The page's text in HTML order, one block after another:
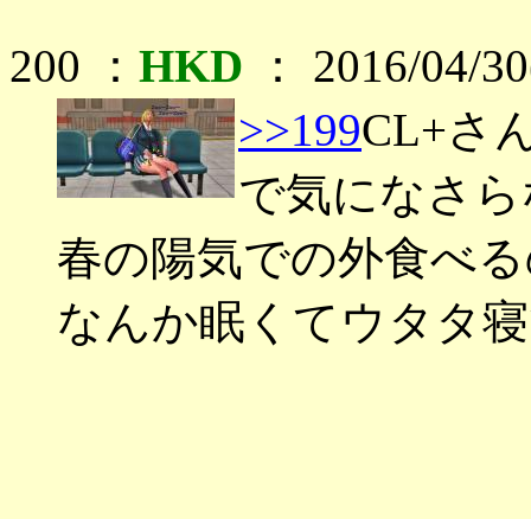
200 ： HKD ： 2016/04/
>>199CL+さ
で気になさ
春の陽気での外食べ
なんか眠くてウタタ